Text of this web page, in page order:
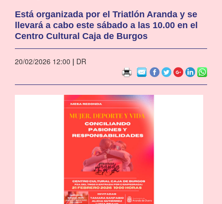
Está organizada por el Triatlón Aranda y se
llevará a cabo este sábado a las 10.00 en el
Centro Cultural Caja de Burgos
20/02/2026 12:00 | DR